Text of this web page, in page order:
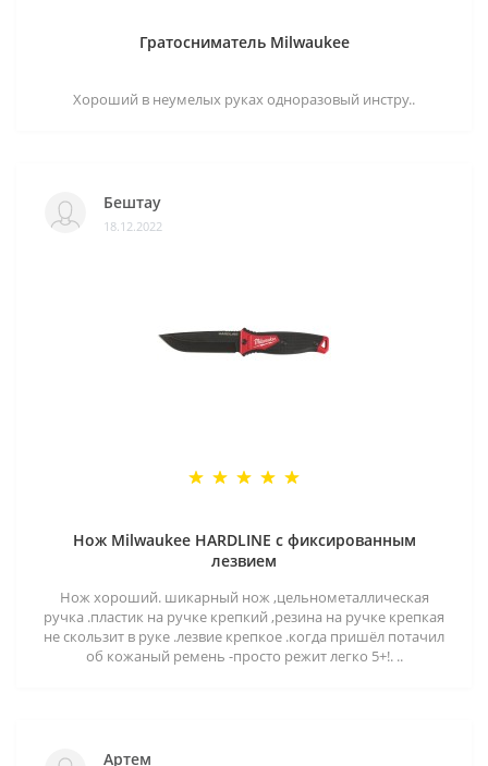
Гратосниматель Milwaukee
Хороший в неумелых руках одноразовый инстру..
Бештау
18.12.2022
Нож Milwaukee HARDLINE с фиксированным
лезвием
Нож хороший. шикарный нож ,цельнометаллическая
ручка .пластик на ручке крепкий ,резина на ручке крепкая
не скользит в руке .лезвие крепкое .когда пришёл потачил
об кожаный ремень -просто режит легко 5+!. ..
Артем